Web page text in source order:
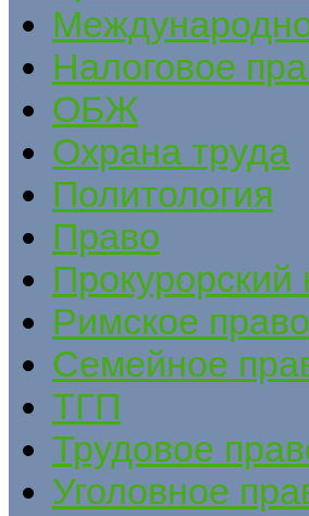
Налоговое
ОБЖ
Охрана труда
Политология
Право
Прокурорский
Римское право
Семейное
ТГП
Трудовое
Уголовное